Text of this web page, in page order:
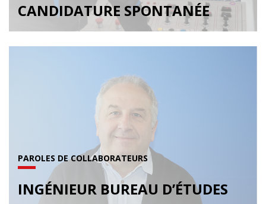
CANDIDATURE SPONTANÉE
PAROLES DE COLLABORATEURS
INGÉNIEUR BUREAU D’ÉTUDES